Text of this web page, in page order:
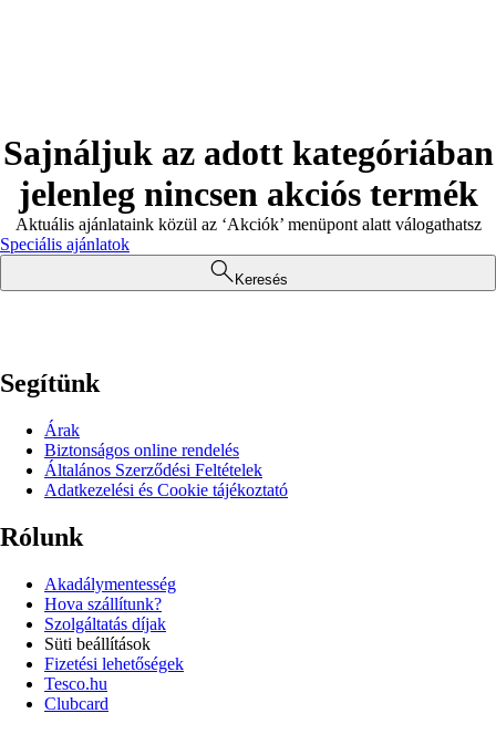
Sajnáljuk az adott kategóriában
jelenleg nincsen akciós termék
Aktuális ajánlataink közül az ‘Akciók’ menüpont alatt válogathatsz
Speciális ajánlatok
Keresés
Segítünk
Árak
Biztonságos online rendelés
Általános Szerződési Feltételek
Adatkezelési és Cookie tájékoztató
Rólunk
Akadálymentesség
Hova szállítunk?
Szolgáltatás díjak
Süti beállítások
Fizetési lehetőségek
Tesco.hu
Clubcard